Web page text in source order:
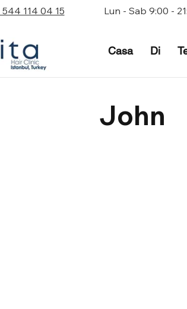
544 114 04 15 Lun - Sab 9:00 -
Casa Di
John